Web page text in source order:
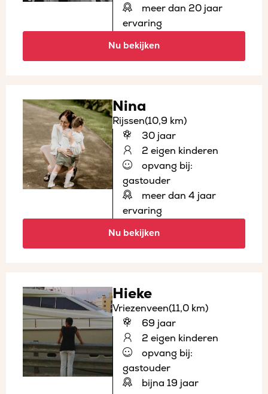
meer dan 20 jaar
ervaring
Nu bekijken
Nina
Rijssen(10,9 km)
30 jaar
2 eigen kinderen
opvang bij:
gastouder
meer dan 4 jaar
ervaring
Nu bekijken
Hieke
Vriezenveen(11,0 km)
69 jaar
2 eigen kinderen
opvang bij:
gastouder
bijna 19 jaar